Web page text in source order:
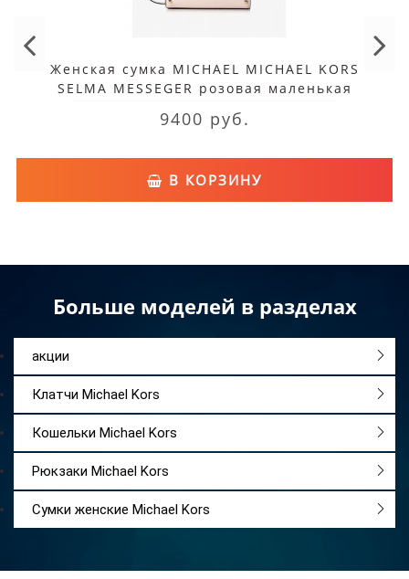
Женская сумка MICHAEL MICHAEL KORS
SELMA MESSEGER розовая маленькая
9400 руб.
В КОРЗИНУ
Больше моделей в разделах
акции
Клатчи Michael Kors
Кошельки Michael Kors
Рюкзаки Michael Kors
Сумки женские Michael Kors